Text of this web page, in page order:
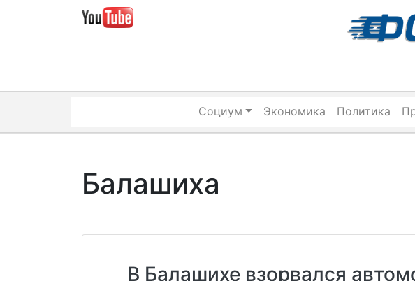
Социум Экономика Политика
Балашиха
В Балашихе взорвался